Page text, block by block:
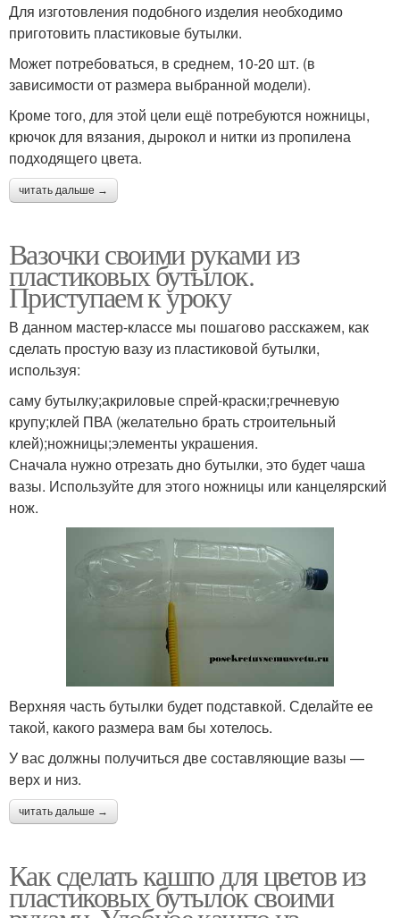
Для изготовления подобного изделия необходимо
приготовить пластиковые бутылки.
Может потребоваться, в среднем, 10-20 шт. (в
зависимости от размера выбранной модели).
Кроме того, для этой цели ещё потребуются ножницы,
крючок для вязания, дырокол и нитки из пропилена
подходящего цвета.
читать дальше →
Вазочки своими руками из
пластиковых бутылок.
Приступаем к уроку
В данном мастер-классе мы пошагово расскажем, как
сделать простую вазу из пластиковой бутылки,
используя:
саму бутылку;акриловые спрей-краски;гречневую
крупу;клей ПВА (желательно брать строительный
клей);ножницы;элементы украшения.
Сначала нужно отрезать дно бутылки, это будет чаша
вазы. Используйте для этого ножницы или канцелярский
нож.
Верхняя часть бутылки будет подставкой. Сделайте ее
такой, какого размера вам бы хотелось.
У вас должны получиться две составляющие вазы —
верх и низ.
читать дальше →
Как сделать кашпо для цветов из
пластиковых бутылок своими